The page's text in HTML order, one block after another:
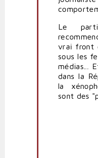
Le
vrai front
sous les
médias...
dans la
la
sont des